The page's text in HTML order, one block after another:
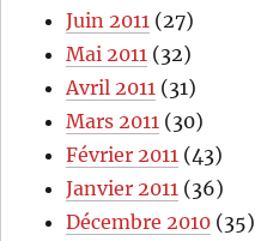
Juin 2011 (27)
Mai 2011 (32)
Avril 2011 (31)
Mars 2011 (30)
Février 2011 (43)
Janvier 2011 (36)
Décembre 2010 (35)